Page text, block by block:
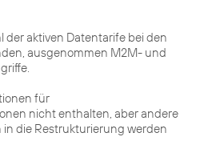
der aktiven Datentarife bei den
ausgenommen M2M- und
für
nicht enthalten, aber andere
die Restrukturierung werden